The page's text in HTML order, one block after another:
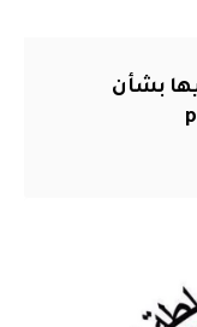
بشأن